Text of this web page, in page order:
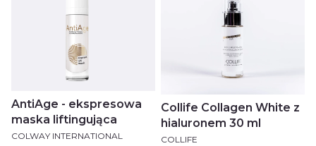
AntiAge - ekspresowa
maska liftingująca
PRODUCENT
COLWAY INTERNATIONAL
Collife Collagen White z
hialuronem 30 ml
PRODUCENT
COLLIFE